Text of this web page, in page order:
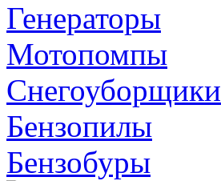
Генераторы
Мотопомпы
Снегоуборщики
Бензопилы
Бензобуры